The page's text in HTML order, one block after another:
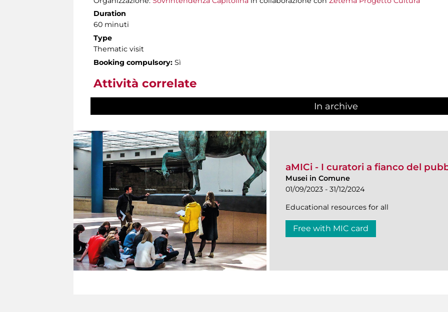
Duration
60 minuti
Type
Thematic visit
Booking compulsory: Sì
Attività correlate
In archive
aMICi - I curatori a fianco del
Musei in Comune
01/09/2023 - 31/12/2024
Educational resources for all
Free with MIC card